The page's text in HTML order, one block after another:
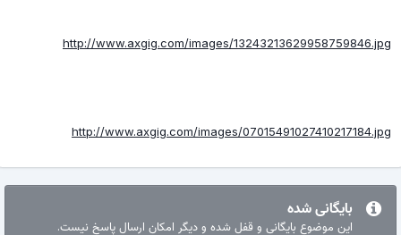
http://www.axgig.com/images/13243213629958759846.jpg
http://www.axgig.com/images/07015491027410217184.jpg
بایگانی شده
این موضوع بایگانی و قفل شده و دیگر امکان ارسال پاسخ نیست.